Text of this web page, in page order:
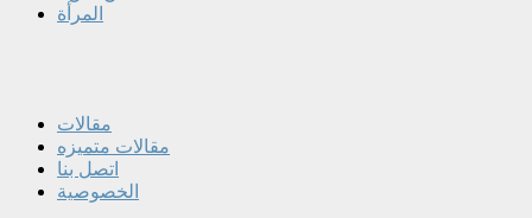
المرأة
مقالات
مقالات متميزه
اتصل بنا
الخصوصية